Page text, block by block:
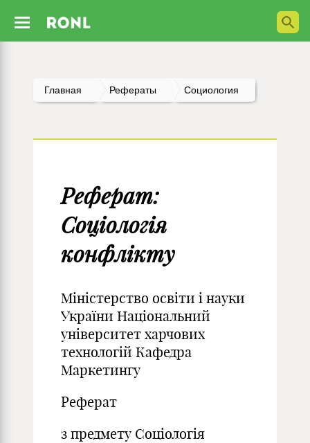
Главная Рефераты Социология
Реферат:
Соціологія
конфлікту
Міністерство освіти і науки
України Національний
університет харчових
технологій Кафедра
Маркетингу
Реферат
з предмету Соціологія